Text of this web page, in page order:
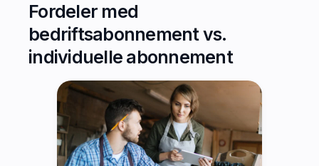
Fordeler med
bedriftsabonnement vs.
individuelle abonnement